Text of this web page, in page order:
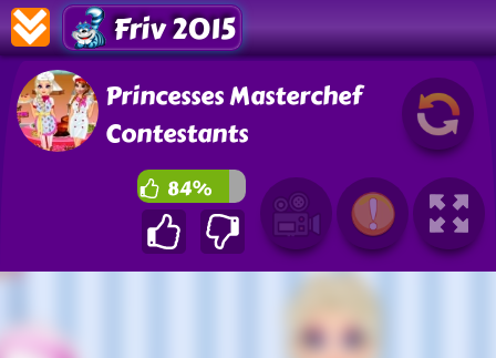
Friv 2015
Princesses Masterchef
Contestants
84%